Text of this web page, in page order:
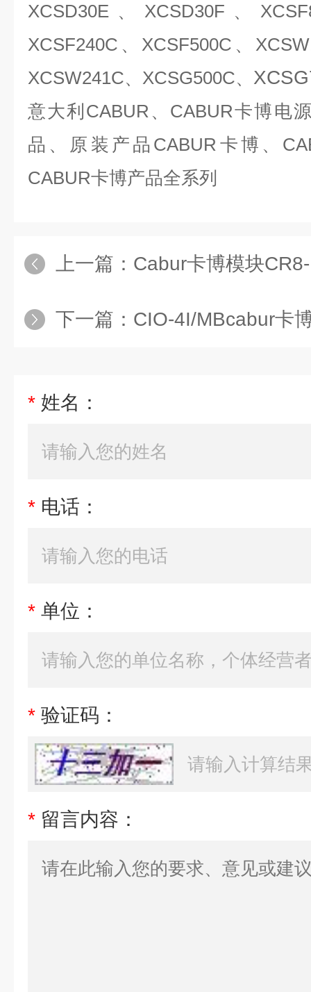
XCSD30E、XCSD30F、
XCSF240C、XCSF500C、
XCSW241C、XCSG500C、
意大利CABUR、CABUR卡博电
品、原装产品CABUR卡博、
CABUR卡博产品全系列
上一篇： Cabur卡博模块
下一篇： CIO-4I/MBcabur卡博CIO
* 姓名：
* 电话：
* 单位：
* 验证码：
* 留言内容：